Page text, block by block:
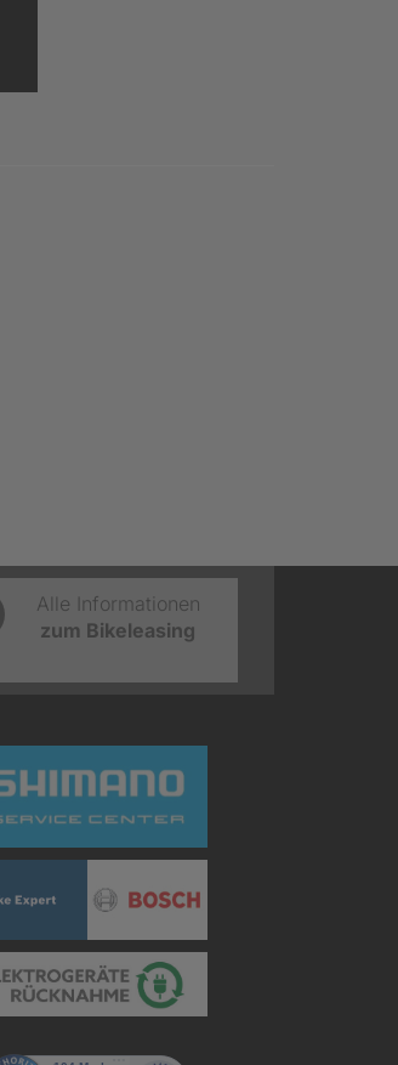
Alle Informationen
zum Bikeleasing